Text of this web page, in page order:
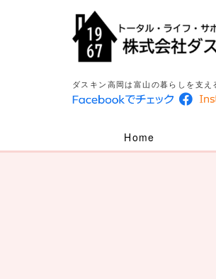
ダスキン高岡は富山の暮らしを支え
Home